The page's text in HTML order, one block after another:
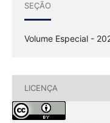
SEÇÃO
Volume Especial -
LICENÇA